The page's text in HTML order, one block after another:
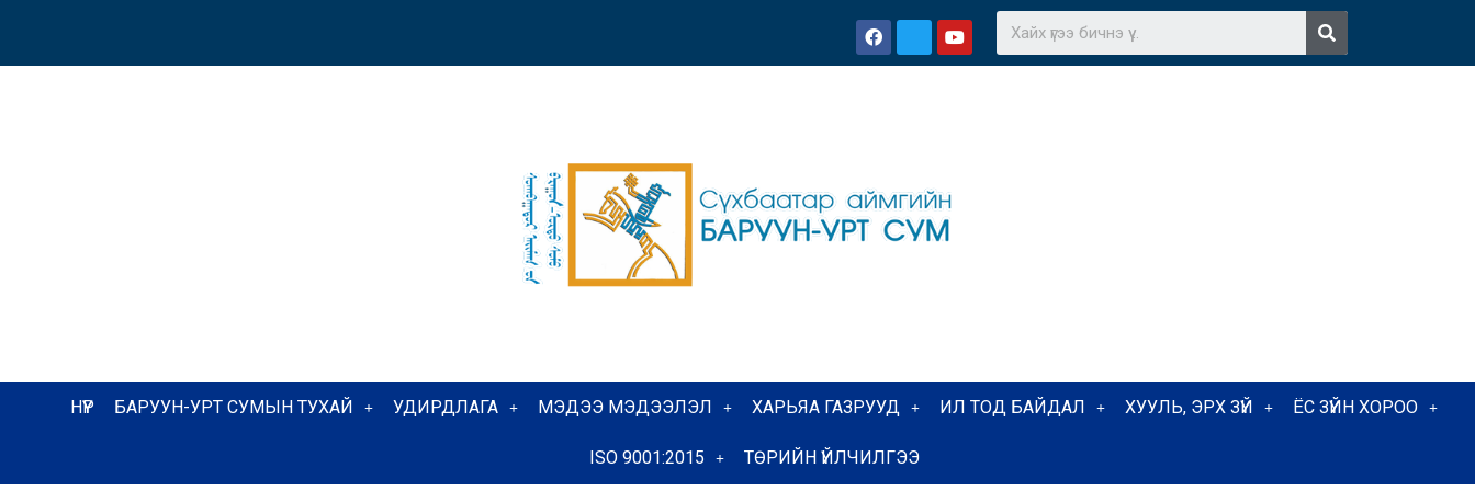
НҮҮР БАРУУН-УРТ СУМЫН ТУХАЙ УДИРДЛАГА МЭДЭЭ МЭДЭЭЛЭЛ ХАРЬЯА ГАЗРУУД ИЛ ТОД БАЙДАЛ ХУУЛЬ, ЭРХ ЗҮЙ ЁС ЗҮЙН ХОРОО
ISO 9001:2015 ТӨРИЙН ҮЙЛЧИЛГЭЭ